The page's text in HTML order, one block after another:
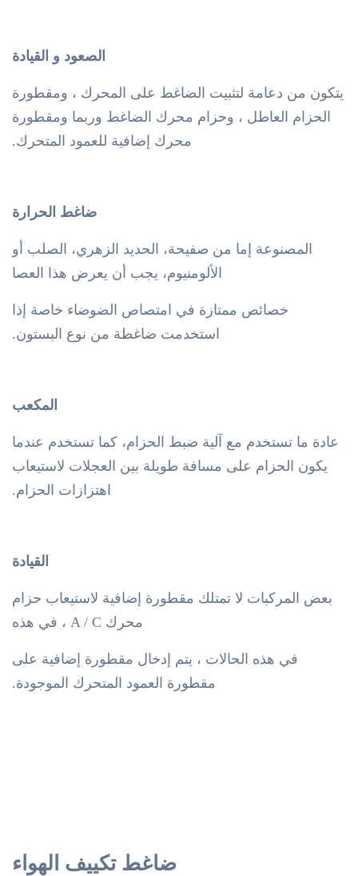
الصعود و القيادة
يتكون من دعامة لتثبيت الضاغط على المحرك ، ومقطورة
الحزام العاطل ، وحزام محرك الضاغط وربما ومقطورة
محرك إضافية للعمود المتحرك.
ضاغط الحرارة
المصنوعة إما من صفيحة، الحديد الزهري، الصلب أو
الألومنيوم، يجب أن يعرض هذا العصا
خصائص ممتازة في امتصاص الضوضاء خاصة إذا
استخدمت ضاغطة من نوع البستون.
المكعب
عادة ما تستخدم مع آلية ضبط الحزام، كما تستخدم عندما
يكون الحزام على مسافة طويلة بين العجلات لاستيعاب
اهتزازات الحزام.
القيادة
بعض المركبات لا تمتلك مقطورة إضافية لاستيعاب حزام
محرك A / C ، في هذه
في هذه الحالات ، يتم إدخال مقطورة إضافية على
مقطورة العمود المتحرك الموجودة.
ضاغط تكييف الهواء